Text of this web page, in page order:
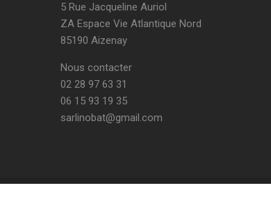
5 Rue Jacqueline Auriol
ZA Espace Vie Atlantique Nord
85190 Aizenay
Nous contacter
02 28 97 63 31
06 15 93 19 35
sarlinobat@gmail.com